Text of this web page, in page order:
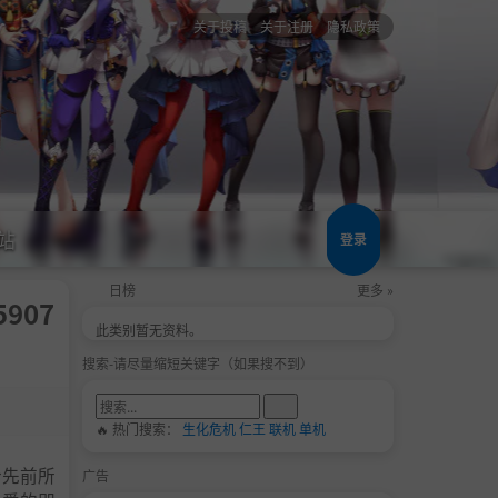
关于投稿 关于注册 隐私政策
登录
前所
日榜 更多 »
此类别暂无资料。
搜索-请尽量缩短关键字（如果搜不到）
🔥 热门搜索： 生化危机仁王 联机单机
广告